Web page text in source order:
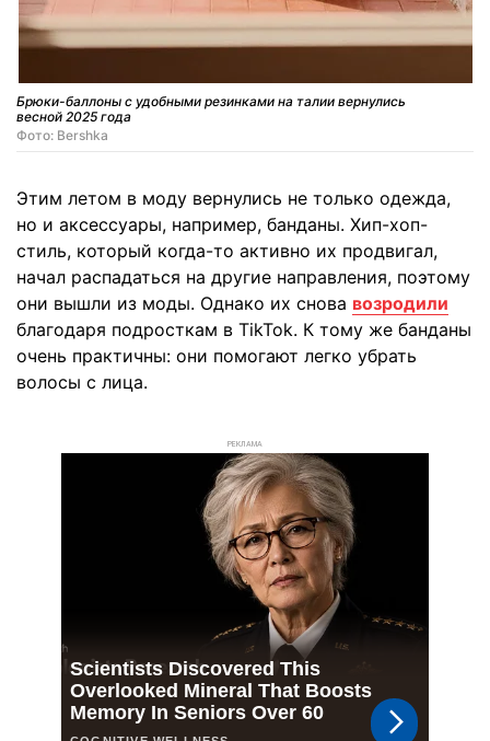
Брюки-баллоны с удобными резинками на талии вернулись
весной 2025 года
Фото: Bershka
Этим летом в моду вернулись не только одежда,
но и аксессуары, например, банданы. Хип-хоп-
стиль, который когда-то активно их продвигал,
начал распадаться на другие направления, поэтому
они вышли из моды. Однако их снова возродили
благодаря подросткам в TikTok. К тому же банданы
очень практичны: они помогают легко убрать
волосы с лица.
РЕКЛАМА